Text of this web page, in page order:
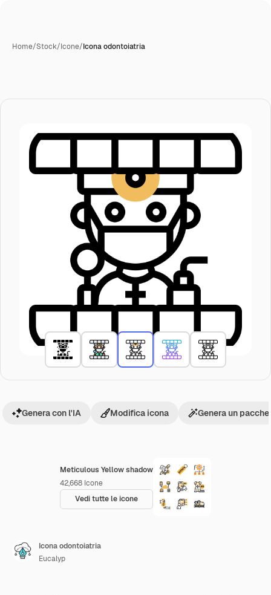
Home/Stock/Icone/Icona odontoiatria
Meticulous Yellow shadow
42,668 Icone
Vedi tutte le icone
Genera con l'IA Modifica icona Genera un
Icona odontoiatria
Eucalyp